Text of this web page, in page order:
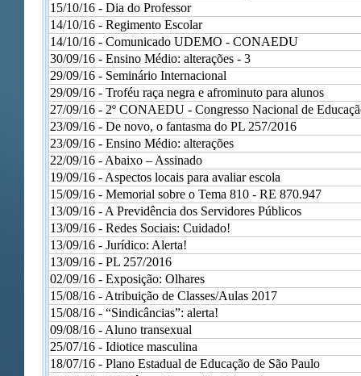
15/10/16 - Dia do Professor
14/10/16 - Regimento Escolar
14/10/16 - Comunicado UDEMO - CONAEDU
30/09/16 - Ensino Médio: alterações - 3
29/09/16 - Seminário Internacional
29/09/16 - Troféu raça negra e afrominuto para alunos
27/09/16 - 2º CONAEDU - Congresso Nacional de
23/09/16 - De novo, o fantasma do PL 257/2016
23/09/16 - Ensino Médio: alterações
22/09/16 - Abaixo – Assinado
19/09/16 - Aspectos locais para avaliar escola
15/09/16 - Memorial sobre o Tema 810 - RE 870.947
13/09/16 - A Previdência dos Servidores Públicos
13/09/16 - Redes Sociais: Cuidado!
13/09/16 - Jurídico: Alerta!
13/09/16 - PL 257/2016
02/09/16 - Exposição: Olhares
15/08/16 - Atribuição de Classes/Aulas 2017
15/08/16 - “Sindicâncias”: alerta!
09/08/16 - Aluno transexual
25/07/16 - Idiotice masculina
18/07/16 - Plano Estadual de Educação de São Paulo